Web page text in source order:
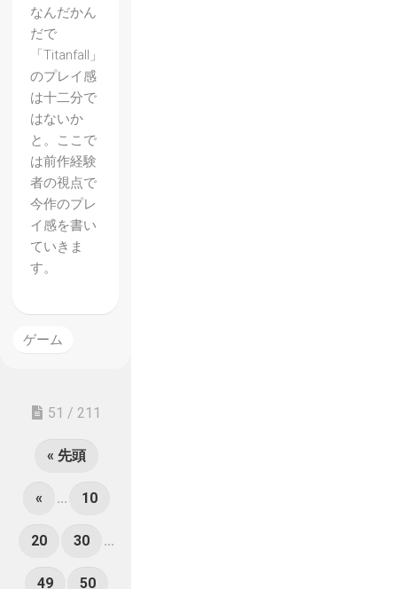
なんだかん
だで
「Titanfall」
のプレイ感
は十二分で
はないか
と。ここで
は前作経験
者の視点で
今作のプレ
イ感を書い
ていきま
す。
ゲーム
51 / 211
« 先頭
« ... 10
20 30 ...
49 50